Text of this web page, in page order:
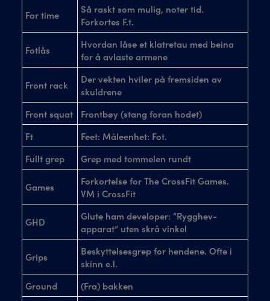
For time
Så raskt som mulig, noter tid.
Forkortes F.t.
Fotlås
Hvordan låse et klatretau med beina
for å avlaste armene
Front rack
Der vekten hviler på fremsiden av
skuldrene
Front squat
Frontbøy (stang foran hodet)
Ft
Feet: Måleenhet: Fot.
Fullt grep
Grep med tommelen rundt
Games
Forkortelse for The CrossFit Games.
VM i CrossFit
GHD
Glute ham developer: “Rygghev-
apparat” uten skrå vinkel
Grips
Beskyttelsesgrep for hendene. Ofte i
skinn e.l.
Ground
(Fra) bakken